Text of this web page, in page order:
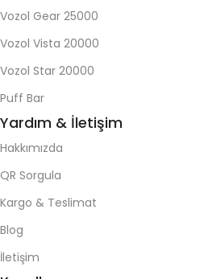
Vozol Gear 25000
Vozol Vista 20000
Vozol Star 20000
Puff Bar
Yardım & İletişim
Hakkımızda
QR Sorgula
Kargo & Teslimat
Blog
İletişim